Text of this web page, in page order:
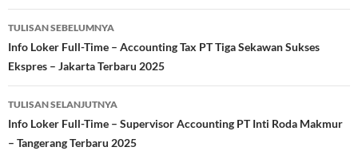
Navigasi
Tulisan
TULISAN SEBELUMNYA
Info Loker Full-Time – Accounting Tax PT Tiga Sekawan Sukses
Ekspres – Jakarta Terbaru 2025
TULISAN SELANJUTNYA
Info Loker Full-Time – Supervisor Accounting PT Inti Roda Makmur
– Tangerang Terbaru 2025